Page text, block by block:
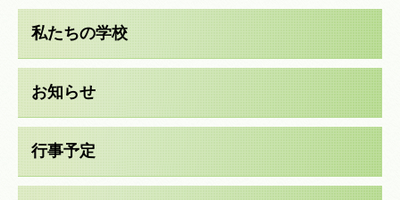
私たちの学校
お知らせ
行事予定